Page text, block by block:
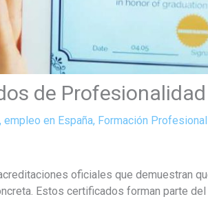
de
, empleo en España, Formación Profesional
oficiales que demuestran
Estos certificados forman parte